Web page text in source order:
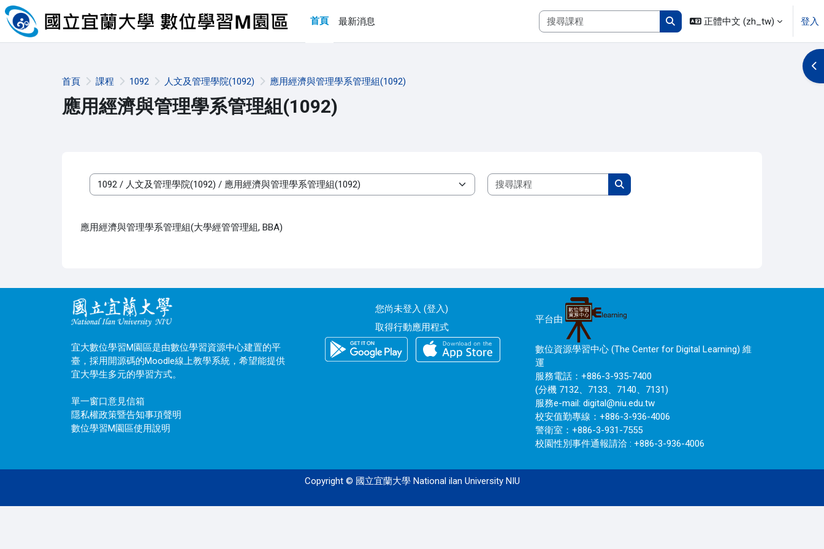
跳至主內容
首頁
最新消息
搜尋課程
搜尋課程
正體中文 ‎(zh_tw)‎ 登入
首頁 課程 1092 人文及管理學院(1092) 應用經濟與管理學系管理組(1092)
應用經濟與管理學系管理組(1092)
開
課程類別
搜尋課程
搜尋課程
應用經濟與管理學系管理組(大學經管管理組, BBA)
宜大數位學習M園區是由數位學習資源中心建置的平
臺，採用開源碼的Moodle線上教學系統，希望能提供
宜大學生多元的學習方式。
單一窗口意見信箱
隱私權政策暨告知事項聲明
數位學習M園區使用說明
您尚未登入 (登入)
取得行動應用程式
平台由
數位資源學習中心 (The Center for Digital Learning) 維
運
服務電話：+886-3-935-7400
(分機 7132、7133、7140、7131)
服務e-mail:digital@niu.edu.tw
校安值勤專線：+886-3-936-4006
警衛室：+886-3-931-7555
校園性別事件通報請洽 : +886-3-936-4006
Copyright © 國立宜蘭大學 National ilan University NIU